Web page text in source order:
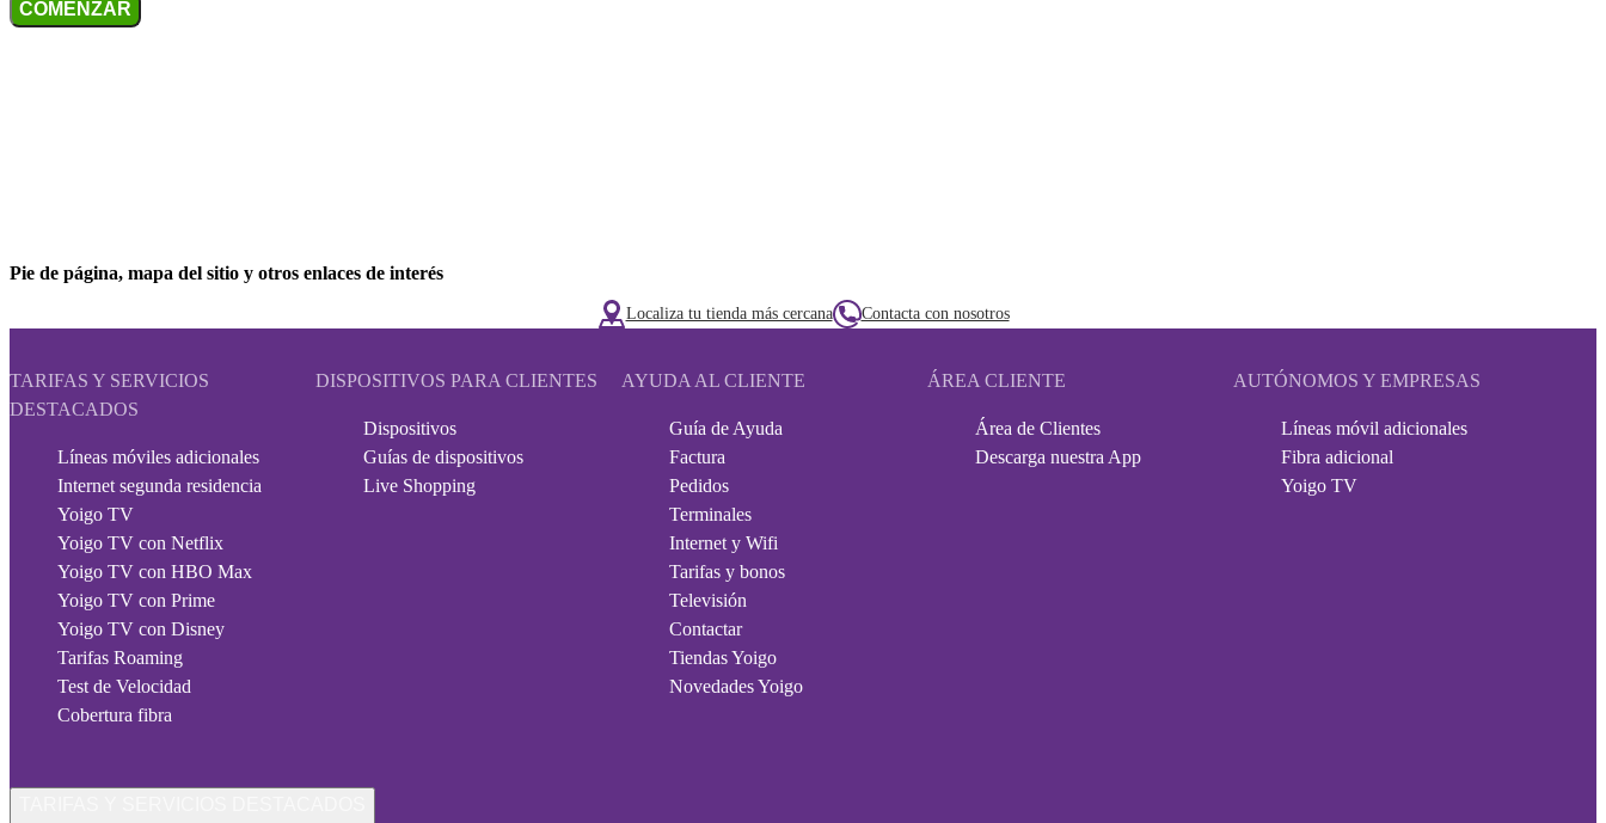
COMENZAR
Pie de página, mapa del sitio y otros enlaces de interés
Localiza tu tienda más cercana Contacta con nosotros
TARIFAS Y SERVICIOS
DESTACADOS
Líneas móviles adicionales
Internet segunda residencia
Yoigo TV
Yoigo TV con Netflix
Yoigo TV con HBO Max
Yoigo TV con Prime
Yoigo TV con Disney
Tarifas Roaming
Test de Velocidad
Cobertura fibra
DISPOSITIVOS PARA CLIENTES
Dispositivos
Guías de dispositivos
Live Shopping
AYUDA AL CLIENTE
Guía de Ayuda
Factura
Pedidos
Terminales
Internet y Wifi
Tarifas y bonos
Televisión
Contactar
Tiendas Yoigo
Novedades Yoigo
ÁREA CLIENTE
Área de Clientes
Descarga nuestra App
AUTÓNOMOS Y EMPRESAS
Líneas móvil adicionales
Fibra adicional
Yoigo TV